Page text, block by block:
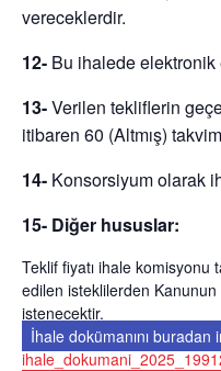
vereceklerdir.
12- Bu ihalede elektronik
13-Verilen tekliflerin
itibaren 60 (Altmış)
14- Konsorsiyum olarak
15- Diğer hususlar:
Teklif fiyatı ihale komisyonu
edilen isteklilerden
istenecektir.
İhale dokümanını buradan